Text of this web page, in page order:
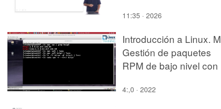
11:35 · 2026
Introducción a Linux.
Gestión de paquetes
RPM de bajo nivel con
4:,0 · 2022